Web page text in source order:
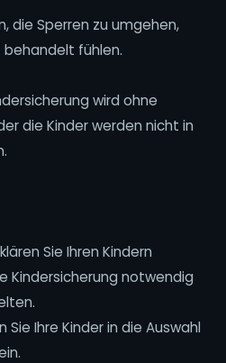
die Sperren zu umgehen,
fühlen.
wird ohne
die Kinder werden nicht in
Sie Ihren Kindern
Kindersicherung notwendig
Sie Ihre Kinder in die Auswahl